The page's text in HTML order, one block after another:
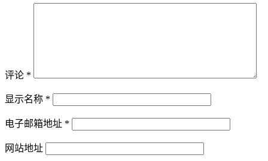
评论 *
显示名称 *
电子邮箱地址 *
网站地址